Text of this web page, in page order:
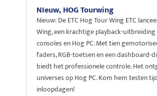
NIeuw, HOG Tourwing
Nieuw: De ETC Hog Tour Wing ETC
Wing, een krachtige playback-
consoles en Hog PC. Met tien
faders, RGB-toetsen en een dashboard-
biedt het professionele controle. Het
universes op Hog PC. Kom hem testen
inloopdagen!